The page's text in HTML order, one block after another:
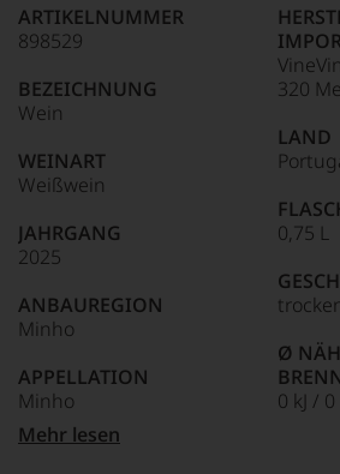
90–94 Punkte:
Unter 85 Punkte:
für
»Fine
für
die
edlen
Weine
der
Welt,
kaum
ein
Das
dokumentieren
auch
und
gerade
mit
ARTIKELNUMMER
898529
BEZEICHNUNG
Wein
WEINART
Weißwein
JAHRGANG
2025
ANBAUREGION
Minho
APPELLATION
Minho
QUALITÄTSSTUFE
320
LAND
0,75 L
Ø
0 kJ /
Mehr lesen